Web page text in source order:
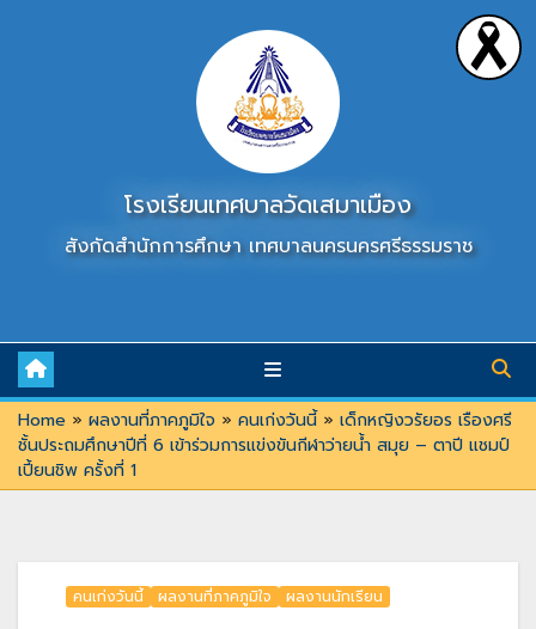
โรงเรียนเทศบาลวัดเสมาเมือง
สังกัดสำนักการศึกษา เทศบาลนครนครศรีธรรมราช
Home » ผลงานที่ภาคภูมิใจ » คนเก่งวันนี้» เด็กหญิงวรัยอร เรืองศรี
ชั้นประถมศึกษาปีที่ 6 เข้าร่วมการแข่งขันกีฬาว่ายน้ำ สมุย – ตาปี แชมป์
เปี้ยนชิพ ครั้งที่ 1
คนเก่งวันนี้ ผลงานที่ภาคภูมิใจ ผลงานนักเรียน